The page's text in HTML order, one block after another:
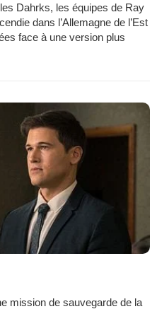
Dahrks, les équipes de Ray
dans l’Allemagne de l’Est
face à une version plus
mission de sauvegarde de la